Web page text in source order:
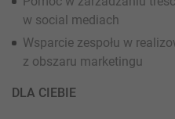
w social mediach
Wsparcie zespołu w
z obszaru marketingu
DLA CIEBIE